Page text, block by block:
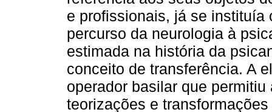
e profissionais, já se instituía
percurso da neurologia à
estimada na história da
conceito de transferência. A
operador basilar que
teorizações e